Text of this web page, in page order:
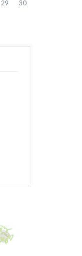
29 30